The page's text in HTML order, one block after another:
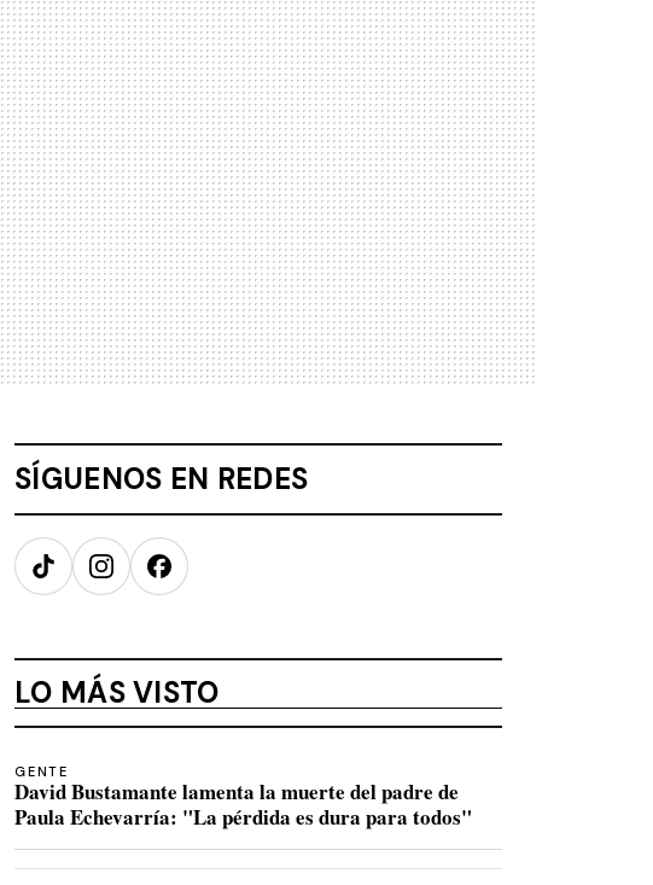
SÍGUENOS EN REDES
TikTokInstagramFacebook
LO MÁS VISTO
GENTE
David Bustamante lamenta la muerte del padre de
Paula Echevarría: "La pérdida es dura para todos"